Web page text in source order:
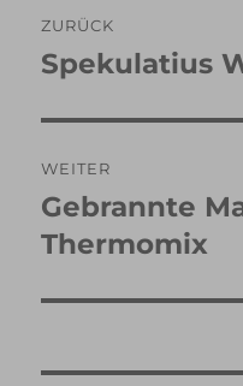
ZURÜCK
Vorheriger
Spekulatius
WEITER
Nächster
Beitrag:
Gebrannte
Thermomix